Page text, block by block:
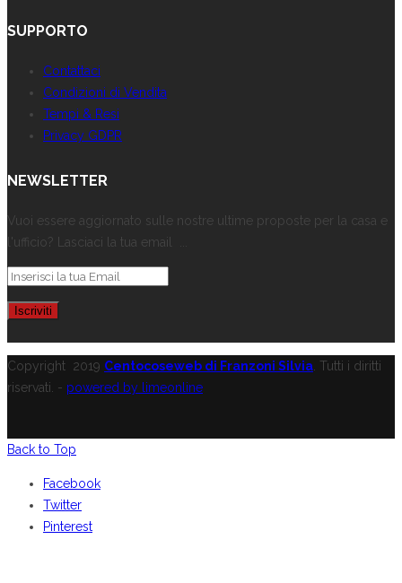
SUPPORTO
Contattaci
Condizioni di Vendita
Tempi & Resi
Privacy GDPR
NEWSLETTER
Vuoi essere aggiornato sulle nostre ultime proposte per la casa e
l'ufficio? Lasciaci la tua email ...
Copyright 2019 Centocoseweb di Franzoni Silvia . Tutti i diritti
riservati. - powered by limeonline
Back to Top
Facebook
Twitter
Pinterest